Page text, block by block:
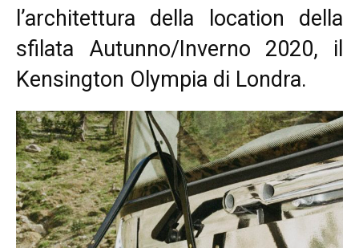
l’architettura della location della
sfilata Autunno/Inverno 2020, il
Kensington Olympia di Londra.